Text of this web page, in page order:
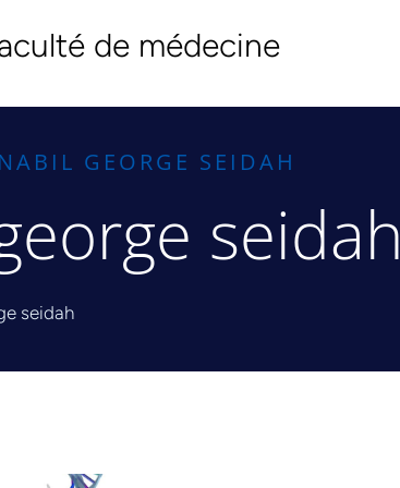
de médecine
GEORGE SEIDAH
seidah
seidah